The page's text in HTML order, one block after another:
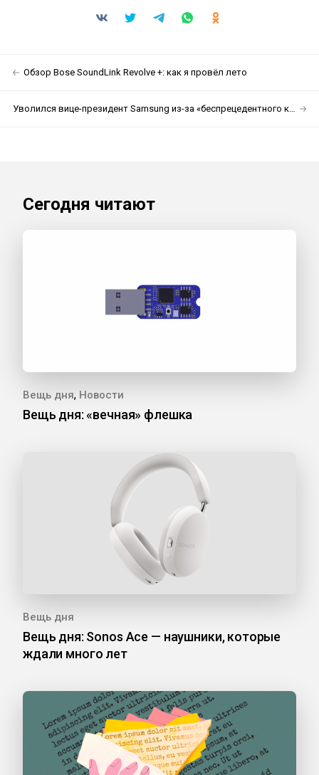
Обзор Bose SoundLink Revolve +: как я провёл лето
Уволился вице-президент Samsung из-за «беспрецедентного кризиса» в компании
Сегодня читают
Вещь дня, Новости
Вещь дня: «вечная» флешка
Вещь дня
Вещь дня: Sonos Ace — наушники, которые
ждали много лет